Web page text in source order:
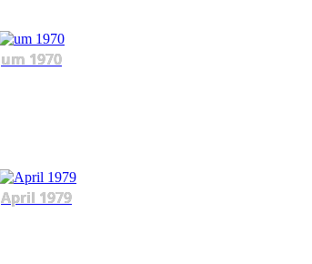
um 1970
April 1979